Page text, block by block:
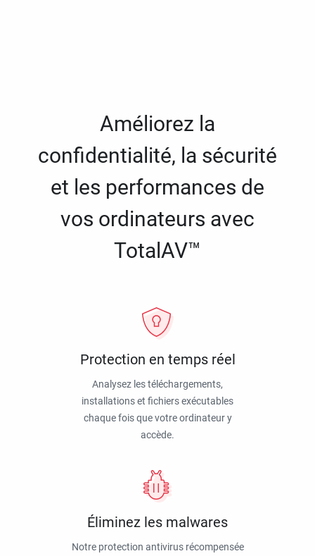
Améliorez la
confidentialité, la sécurité
et les performances de
vos ordinateurs avec
TotalAV™
Protection en temps réel
Analysez les téléchargements,
installations et fichiers exécutables
chaque fois que votre ordinateur y
accède.
Éliminez les malwares
Notre protection antivirus récompensée